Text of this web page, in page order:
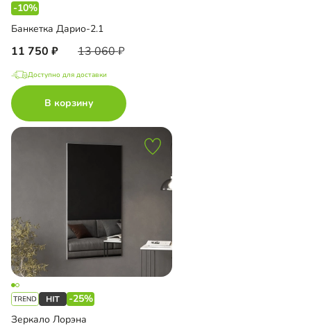
-10%
Банкетка Дарио-2.1
11 750 13 060
Доступно для доставки
В корзину
-25%
Зеркало Лорэна